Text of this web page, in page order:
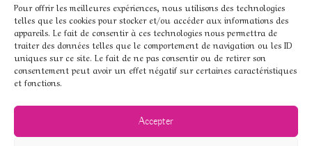
Pour offrir les meilleures expériences, nous utilisons des technologies
telles que les cookies pour stocker et/ou accéder aux informations des
appareils. Le fait de consentir à ces technologies nous permettra de
traiter des données telles que le comportement de navigation ou les ID
uniques sur ce site. Le fait de ne pas consentir ou de retirer son
consentement peut avoir un effet négatif sur certaines caractéristiques
et fonctions.
Accepter
Boutique de Pierres naturelles
Mon compte
Mentions légales
Conditions générales de vente
Politique de cookies (UE)